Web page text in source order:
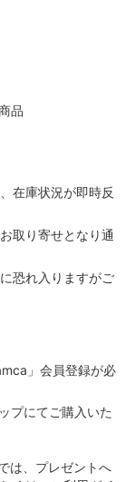
品
在庫状況が即時反
取り寄せとなり通
恐れ入りますがご
」会員登録が必
プにてご購⼊いた
は、プレゼントへ